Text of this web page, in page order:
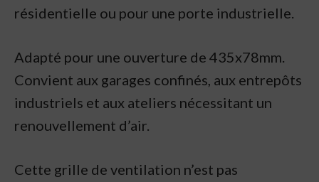
résidentielle ou pour une porte industrielle.
Adapté pour une ouverture de 435x78mm.
Convient aux garages confinés, aux entrepôts
industriels et aux ateliers nécessitant un
renouvellement d’air.
Cette grille de ventilation n’est pas